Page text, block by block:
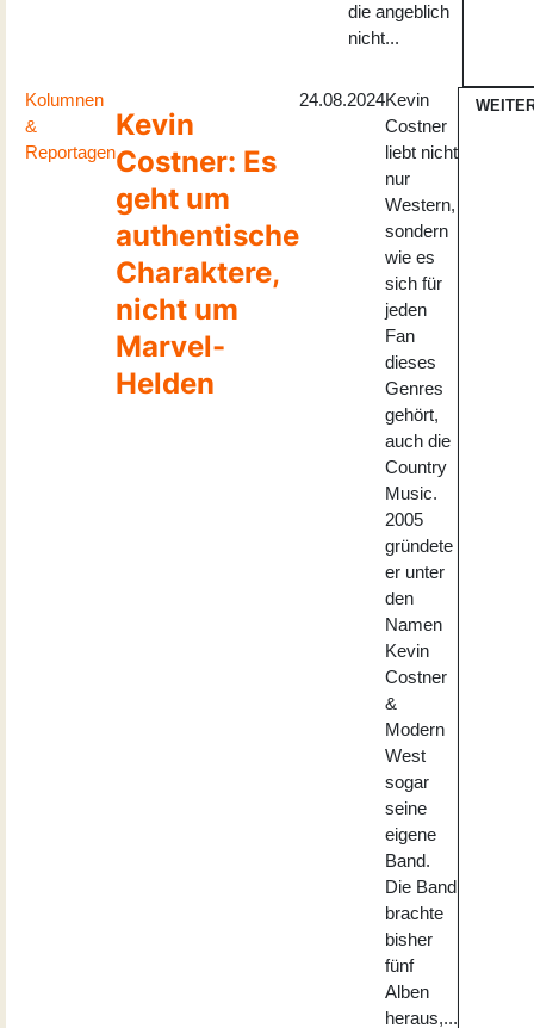
die angeblich
nicht...
Kolumnen
&
Reportagen
Kevin
Costner: Es
geht um
authentische
Charaktere,
nicht um
Marvel-
Helden
24.08.2024Kevin
Costner
liebt nicht
nur
Western,
sondern
wie es
sich für
jeden
Fan
dieses
Genres
gehört,
auch die
Country
Music.
2005
gründete
er unter
den
Namen
Kevin
Costner
&
Modern
West
sogar
seine
eigene
Band.
Die Band
brachte
bisher
fünf
Alben
heraus,...